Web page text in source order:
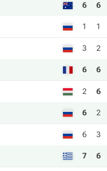
6 6
1 1
3 2
6 6
2 6
6 2
6 3
7 6